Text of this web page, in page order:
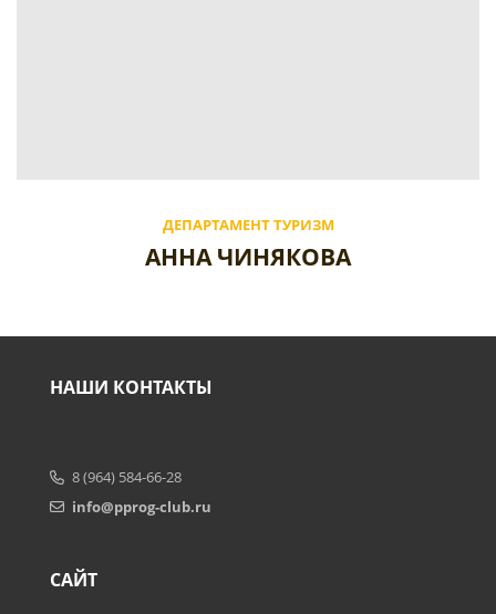
ДЕПАРТАМЕНТ ТУРИЗМ
АННА ЧИНЯКОВА
НАШИ КОНТАКТЫ
8 (964) 584-66-28
info@pprog-club.ru
САЙТ